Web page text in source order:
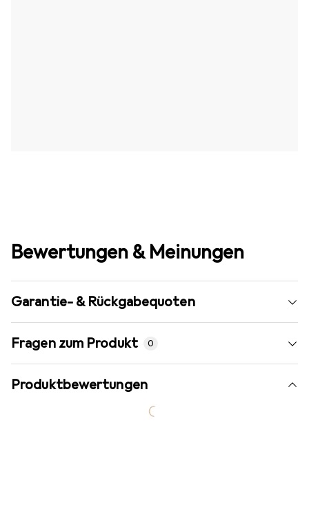
Bewertungen & Meinungen
Garantie- & Rückgabequoten
Fragen zum Produkt 0
Produktbewertungen